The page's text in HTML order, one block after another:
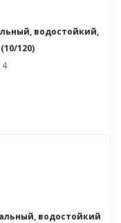
водостойкий,
120)
водостойкий